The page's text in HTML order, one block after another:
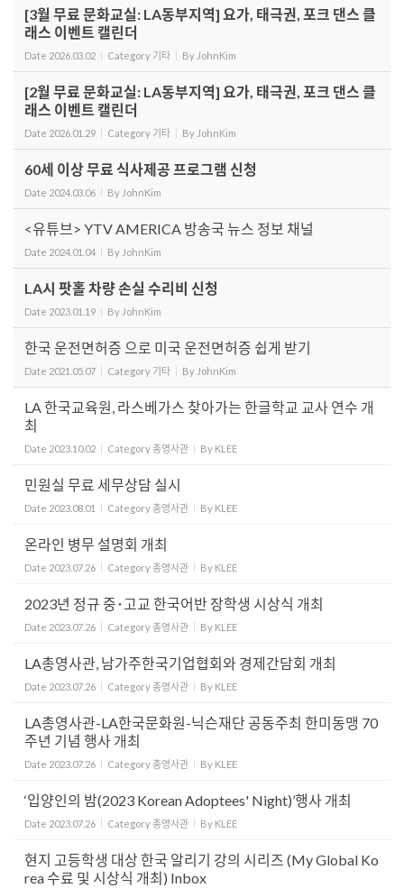
[3월 무료 문화교실: LA동부지역] 요가, 태극권, 포크 댄스 클
래스 이벤트 캘린더
Date 2026.03.02 Category 기타 By JohnKim
[2월 무료 문화교실: LA동부지역] 요가, 태극권, 포크 댄스 클
래스 이벤트 캘린더
Date 2026.01.29 Category 기타 By JohnKim
60세 이상 무료 식사제공 프로그램 신청
Date 2024.03.06 By JohnKim
<유튜브> YTV AMERICA 방송국 뉴스 정보 채널
Date 2024.01.04 By JohnKim
LA시 팟홀 차량 손실 수리비 신청
Date 2023.01.19 By JohnKim
한국 운전면허증 으로 미국 운전면허증 쉽게 받기
Date 2021.05.07 Category 기타 By JohnKim
LA 한국교육원, 라스베가스 찾아가는 한글학교 교사 연수 개
최
Date 2023.10.02 Category총영사관 By KLEE
민원실 무료 세무상담 실시
Date 2023.08.01 Category총영사관 By KLEE
온라인 병무 설명회 개최
Date 2023.07.26 Category총영사관 By KLEE
2023년 정규 중･고교 한국어반 장학생 시상식 개최
Date 2023.07.26 Category총영사관 By KLEE
LA총영사관, 남가주한국기업협회와 경제간담회 개최
Date 2023.07.26 Category총영사관 By KLEE
LA총영사관-LA한국문화원-닉슨재단 공동주최 한미동맹 70
주년 기념 행사 개최
Date 2023.07.26 Category총영사관 By KLEE
‘입양인의 밤(2023 Korean Adoptees' Night)’행사 개최
Date 2023.07.26 Category총영사관 By KLEE
현지 고등학생 대상 한국 알리기 강의 시리즈 (My Global Ko
rea 수료 및 시상식 개최) Inbox